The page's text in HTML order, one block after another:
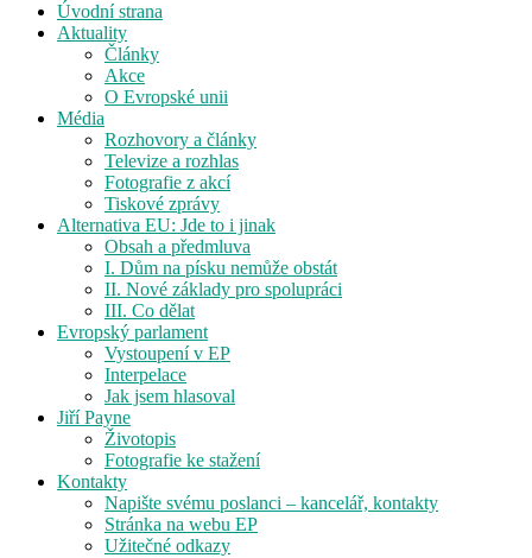
Úvodní strana
Aktuality
Články
Akce
O Evropské unii
Média
Rozhovory a články
Televize a rozhlas
Fotografie z akcí
Tiskové zprávy
Alternativa EU: Jde to i jinak
Obsah a předmluva
I. Dům na písku nemůže obstát
II. Nové základy pro spolupráci
III. Co dělat
Evropský parlament
Vystoupení v EP
Interpelace
Jak jsem hlasoval
Jiří Payne
Životopis
Fotografie ke stažení
Kontakty
Napište svému poslanci – kancelář, kontakty
Stránka na webu EP
Užitečné odkazy